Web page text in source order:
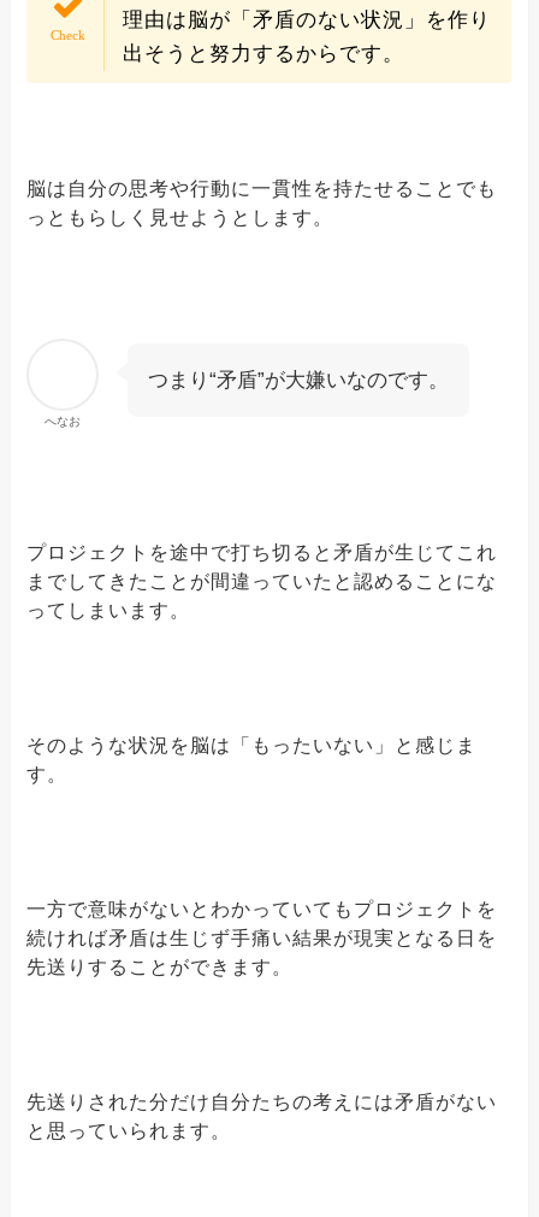
理由は脳が「矛盾のない状況」を作り
出そうと努力するからです。
脳は自分の思考や行動に一貫性を持たせることでも
っともらしく見せようとします。
へなお
つまり“矛盾”が大嫌いなのです。
プロジェクトを途中で打ち切ると矛盾が生じてこれ
までしてきたことが間違っていたと認めることにな
ってしまいます。
そのような状況を脳は「もったいない」と感じま
す。
一方で意味がないとわかっていてもプロジェクトを
続ければ矛盾は生じず手痛い結果が現実となる日を
先送りすることができます。
先送りされた分だけ自分たちの考えには矛盾がない
と思っていられます。